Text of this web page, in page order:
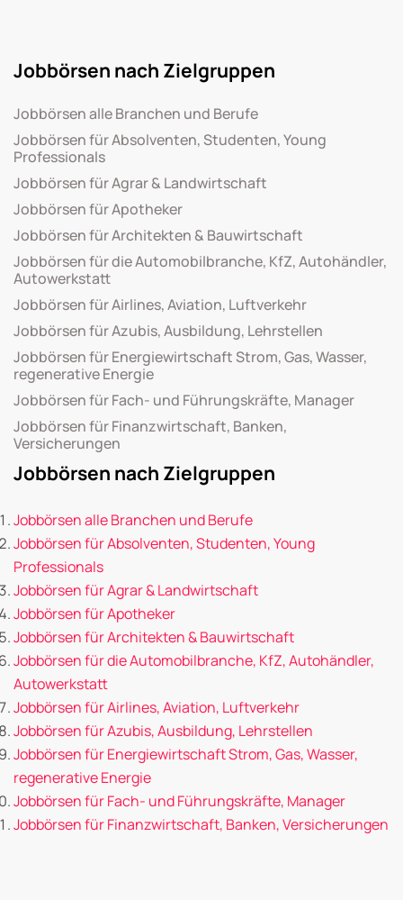
Jobbörsen nach Zielgruppen
Jobbörsen alle Branchen und Berufe
Jobbörsen für Absolventen, Studenten, Young
Professionals
Jobbörsen für Agrar & Landwirtschaft
Jobbörsen für Apotheker
Jobbörsen für Architekten & Bauwirtschaft
Jobbörsen für die Automobilbranche, KfZ, Autohändler,
Autowerkstatt
Jobbörsen für Airlines, Aviation, Luftverkehr
Jobbörsen für Azubis, Ausbildung, Lehrstellen
Jobbörsen für Energiewirtschaft Strom, Gas, Wasser,
regenerative Energie
Jobbörsen für Fach- und Führungskräfte, Manager
Jobbörsen für Finanzwirtschaft, Banken,
Versicherungen
Jobbörsen nach Zielgruppen
Jobbörsen alle Branchen und Berufe
Jobbörsen für Absolventen, Studenten, Young
Professionals
Jobbörsen für Agrar & Landwirtschaft
Jobbörsen für Apotheker
Jobbörsen für Architekten & Bauwirtschaft
Jobbörsen für die Automobilbranche, KfZ, Autohändler,
Autowerkstatt
Jobbörsen für Airlines, Aviation, Luftverkehr
Jobbörsen für Azubis, Ausbildung, Lehrstellen
Jobbörsen für Energiewirtschaft Strom, Gas, Wasser,
regenerative Energie
Jobbörsen für Fach- und Führungskräfte, Manager
Jobbörsen für Finanzwirtschaft, Banken, Versicherungen